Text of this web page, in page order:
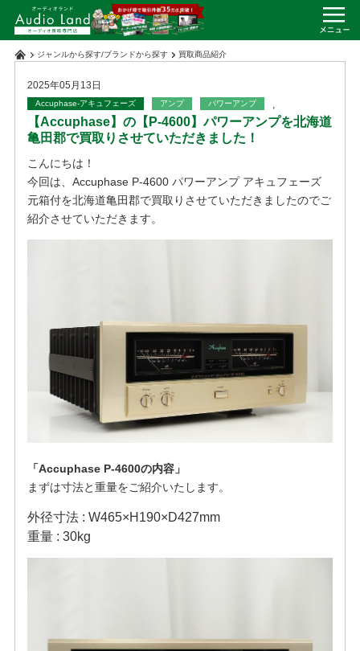
ジャンルから探す/ブランドから探す 買取商品紹介
2025年05月13日
Accuphase-アキュフェーズ アンプ ,
パワーアンプ
【Accuphase】の【P-4600】パワーアンプを北海道
亀田郡で買取りさせていただきました！
こんにちは！
今回は、Accuphase P-4600 パワーアンプ アキュフェーズ
元箱付を北海道亀田郡で買取りさせていただきましたのでご
紹介させていただきます。
「Accuphase P-4600の内容」
まずは寸法と重量をご紹介いたします。
外径寸法 : W465×H190×D427mm
重量 : 30kg